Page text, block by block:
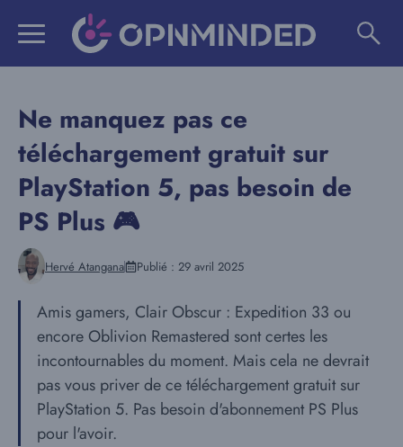
Ne manquez pas ce
téléchargement gratuit sur
PlayStation 5, pas besoin de
PS Plus 🎮
Hervé Atangana Publié : 29 avril 2025
Amis gamers, Clair Obscur : Expedition 33 ou
encore Oblivion Remastered sont certes les
incontournables du moment. Mais cela ne devrait
pas vous priver de ce téléchargement gratuit sur
PlayStation 5. Pas besoin d'abonnement PS Plus
pour l'avoir.